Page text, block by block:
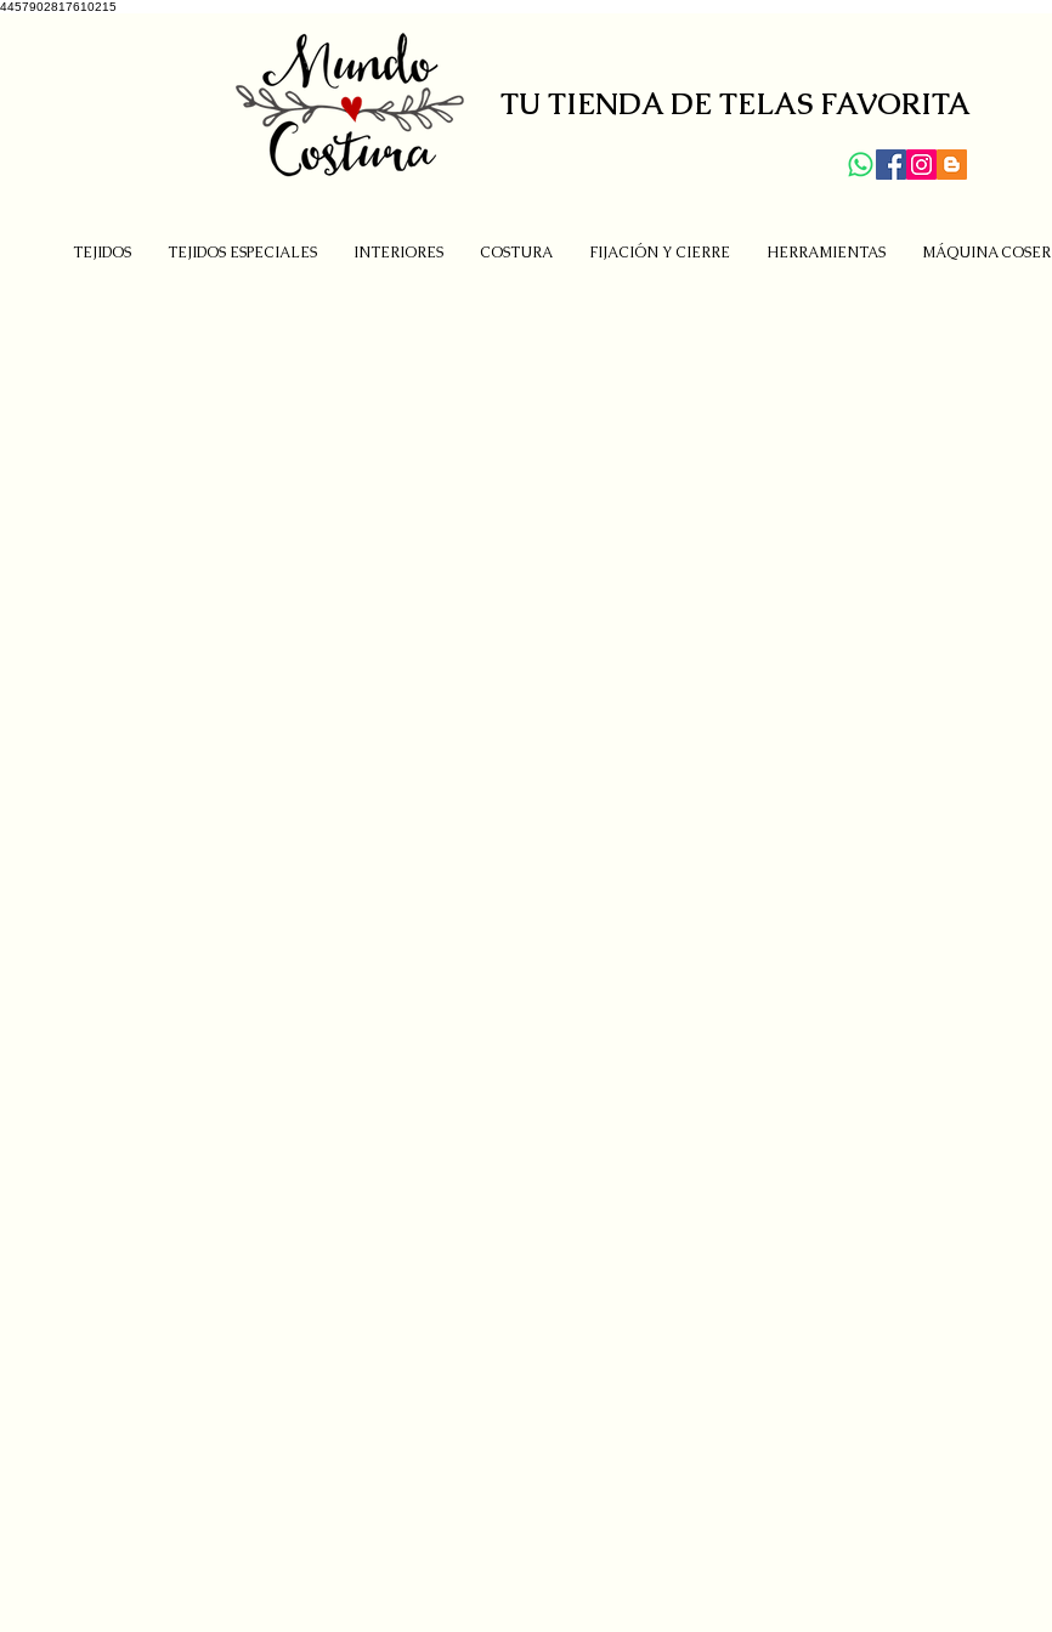
4457902817610215
TU TIENDA DE TELAS FAVORITA
TEJIDOS TEJIDOS ESPECIALES INTERIORES COSTURA FIJACIÓN Y CIERRE HERRAMIENTAS MÁQUINA COSER